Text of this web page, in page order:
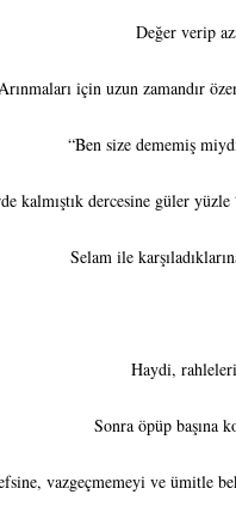
Değer verip
için uzun zamandır
“Ben size dememiş
kalmıştık dercesine güler
Selam ile
Haydi,
Sonra öpüp başına
vazgeçmemeyi ve ümitle